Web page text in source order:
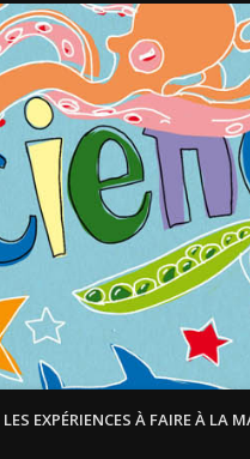
LES EXPÉRIENCES À FAIRE À LA